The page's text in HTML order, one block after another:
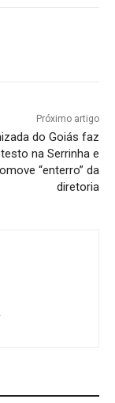
Próximo artigo
do Goiás faz
na Serrinha e
“enterro” da
diretoria